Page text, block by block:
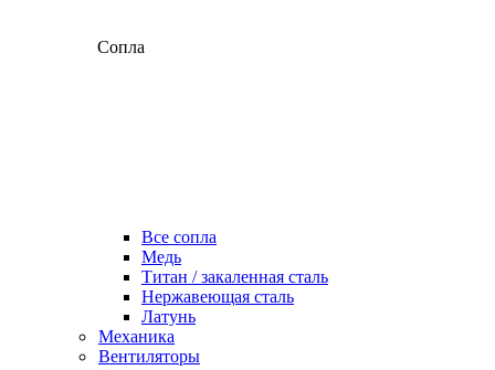
Сопла
Все сопла
Медь
Титан / закаленная сталь
Нержавеющая сталь
Латунь
Механика
Вентиляторы